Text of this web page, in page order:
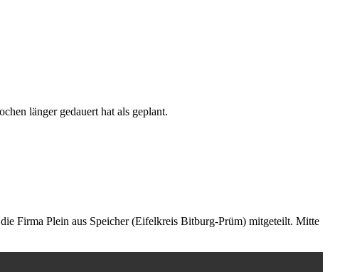
länger gedauert hat als geplant.
Firma Plein aus Speicher (Eifelkreis Bitburg-Prüm) mitgeteilt. Mitte